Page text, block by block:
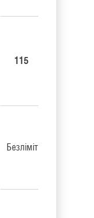
115
Безліміт